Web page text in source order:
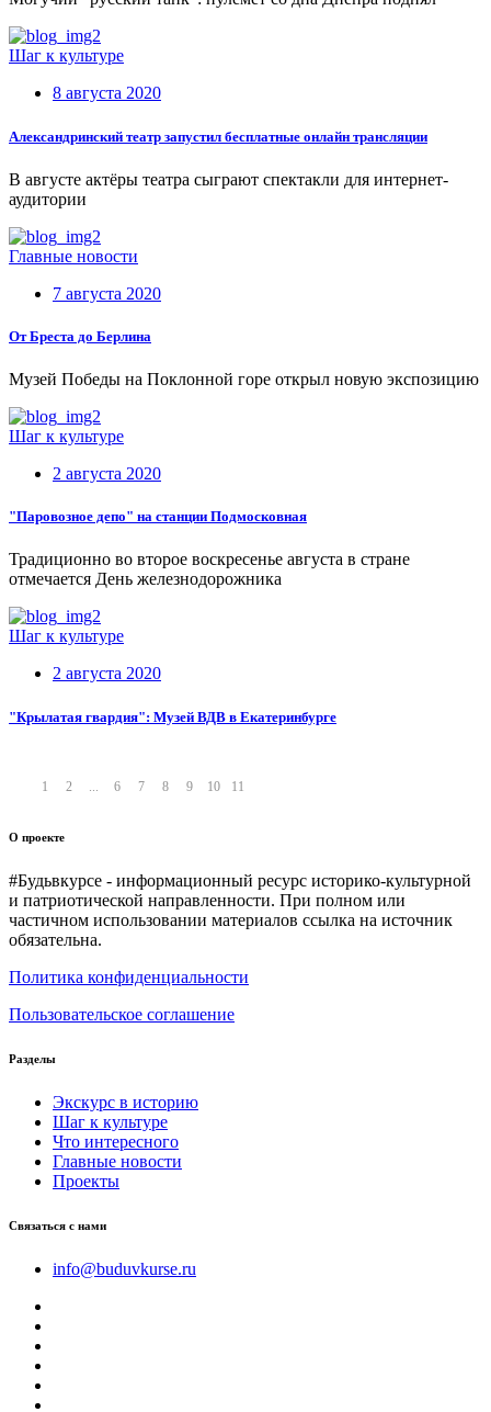
Шаг к культуре
8 августа 2020
Александринский театр запустил бесплатные онлайн трансляции
В августе актёры театра сыграют спектакли для интернет-
аудитории
Главные новости
7 августа 2020
От Бреста до Берлина
Музей Победы на Поклонной горе открыл новую экспозицию
Шаг к культуре
2 августа 2020
"Паровозное депо" на станции Подмосковная
Традиционно во второе воскресенье августа в стране
отмечается День железнодорожника
Шаг к культуре
2 августа 2020
"Крылатая гвардия": Музей ВДВ в Екатеринбурге
1 2 ... 6 7 8 9 10 11
О проекте
#Будьвкурсе - информационный ресурс историко-культурной
и патриотической направленности. При полном или
частичном использовании материалов ссылка на источник
обязательна.
Политика конфиденциальности
Пользовательское соглашение
Разделы
Экскурс в историю
Шаг к культуре
Что интересного
Главные новости
Проекты
Связаться с нами
info@buduvkurse.ru